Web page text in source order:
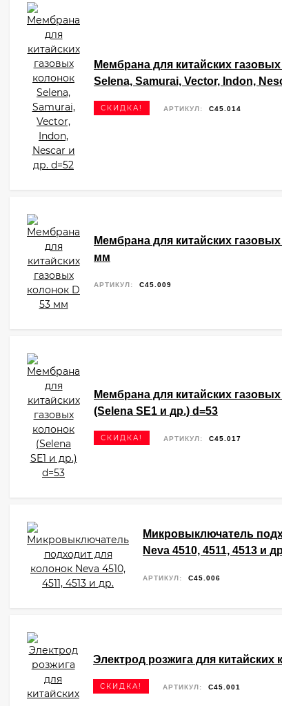
Мембрана для китайских
Selena, Samurai, Vector, Indon,
СКИДКА! АРТИКУЛ: C45.014
Мембрана для китайских
мм
АРТИКУЛ: C45.009
Мембрана для китайских
(Selena SE1 и др.) d=53
СКИДКА! АРТИКУЛ: C45.017
Микровыключатель
Neva 4510, 4511, 4513 и
АРТИКУЛ: C45.006
Электрод розжига для китайских
СКИДКА! АРТИКУЛ: C45.001